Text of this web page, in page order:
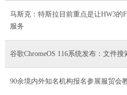
马斯克：特斯拉目前重点是让HW3的
服务
谷歌ChromeOS 116系统发布：文件
90余境内外知名机构报名参展服贸会